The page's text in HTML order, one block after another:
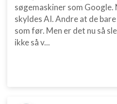
søgemaskiner som
skyldes AI. Andre at de
som før. Men er det nu så
ikke så v...
Ikke-IAB-behandlingsformål:
Nødvendig
Ydeevne